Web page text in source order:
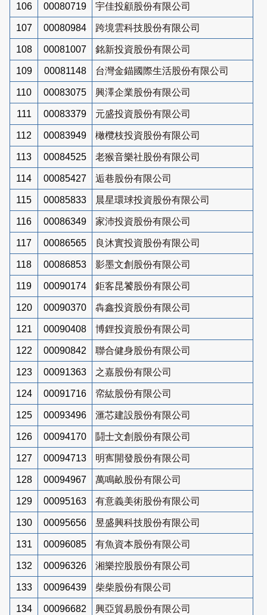
106 00080719 宇佳投顧股份有限公司
107 00080984 跨境雲科技股份有限公司
108 00081007 銘新投資股份有限公司
109 00081148 台灣金錨國際生活股份有限公司
110 00083075 興澤企業股份有限公司
111 00083379 元盛投資股份有限公司
112 00083949 橄欖枝投資股份有限公司
113 00084525 老猴音樂社股份有限公司
114 00085427 逅巷股份有限公司
115 00085833 晨星環球投資股份有限公司
116 00086349 家沛投資股份有限公司
117 00086565 良沐實投資股份有限公司
118 00086853 影墨文創股份有限公司
119 00090174 鉅客昆饕股份有限公司
120 00090370 犇鑫投資股份有限公司
121 00090408 博鋰投資股份有限公司
122 00090842 聯合健身股份有限公司
123 00091363 之嘉股份有限公司
124 00091716 帟紘股份有限公司
125 00093496 滙芯建設股份有限公司
126 00094170 鬪士文創股份有限公司
127 00094713 明寯開發股份有限公司
128 00094967 萬鳴畝股份有限公司
129 00095163 有意義美術股份有限公司
130 00095656 昱盛興科技股份有限公司
131 00096085 有魚資本股份有限公司
132 00096326 湘樂控股股份有限公司
133 00096439 柴柴股份有限公司
134 00096682 興亞貿易股份有限公司